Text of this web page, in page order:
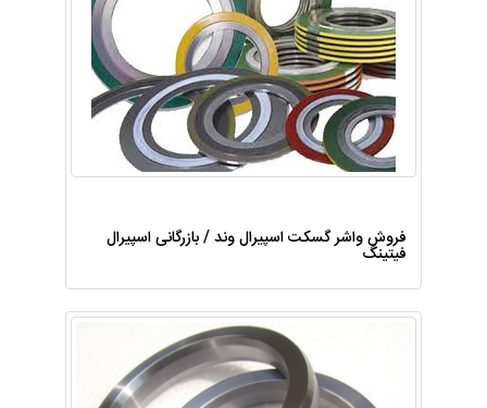
فروش واشر گسکت اسپیرال وند / بازرگانی اسپیرال
فیتینگ